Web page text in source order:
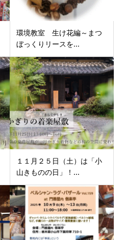
環境教室 生け花編～まつ
ぼっくりリースを...
１１月２５日（土）は「小
山きものの日」！...